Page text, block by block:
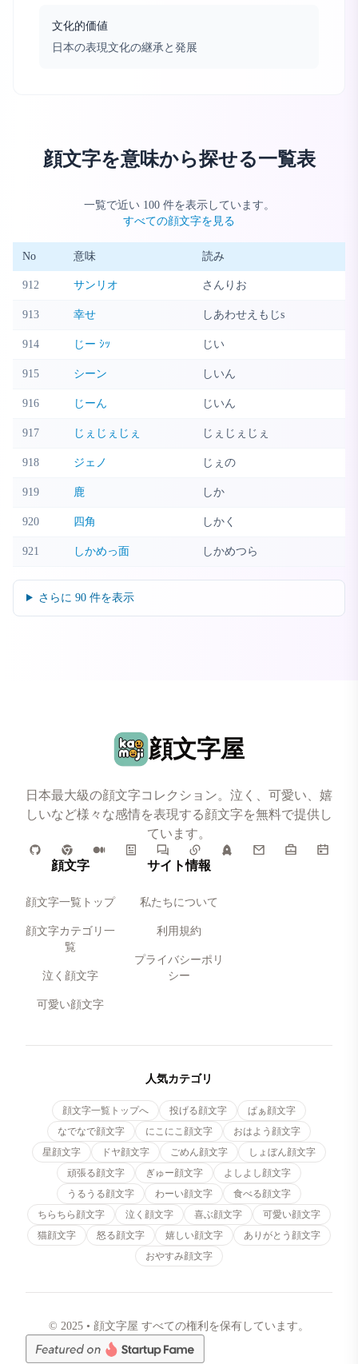
文化的価値
日本の表現文化の継承と発展
顔文字を意味から探せる一覧表
一覧で近い 100件を表示しています。
すべての顔文字を見る
No 意味 読み
912 サンリオ さんりお
913 幸せ しあわせえもじs
914 じー ｼｯ じい
915 シーン しいん
916 じーん じいん
917 じぇじぇじぇ じぇじぇじぇ
918 ジェノ じぇの
919 鹿 しか
920 四角 しかく
921 しかめっ面 しかめつら
さらに 90件を表示
顔文字屋
日本最大級の顔文字コレクション。泣く、可愛い、嬉
しいなど様々な感情を表現する顔文字を無料で提供し
ています。
顔文字
顔文字一覧トップ
顔文字カテゴリ一
覧
泣く顔文字
可愛い顔文字
サイト情報
私たちについて
利用規約
プライバシーポリ
シー
人気カテゴリ
顔文字一覧トップへ 投げる顔文字
ぱぁ顔文字
なでなで顔文字
にこにこ顔文字
おはよう顔文字
星顔文字
ドヤ顔文字 ごめん顔文字
しょぼん顔文字
頑張る顔文字
ぎゅー顔文字
よしよし顔文字
うるうる顔文字
わーい顔文字
食べる顔文字
ちらちら顔文字
泣く顔文字 喜ぶ顔文字
可愛い顔文字
猫顔文字
怒る顔文字 嬉しい顔文字
ありがとう顔文字
おやすみ顔文字
© 2025 • 顔文字屋 すべての権利を保有しています。